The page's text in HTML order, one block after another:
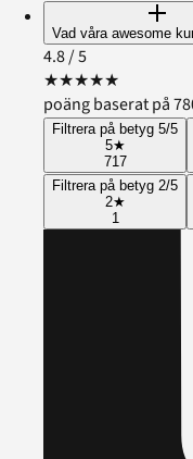
Vad våra awesome
4.8/ 5
★★★★★
poäng baserat på
Filtrera på betyg 5/5
5★
717
Filtrera på betyg 2/5
2★
1